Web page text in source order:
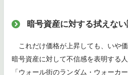
暗号資産に対する拭えな
これだけ価格が上昇しても、いや
暗号資産に対して不信感を表明する
「ウォール街のランダム・ウォーカ